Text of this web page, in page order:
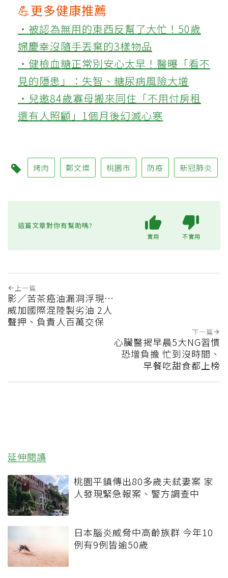
💪更多健康推薦
‧被認為無用的東西反幫了大忙！50歲
婦慶幸沒隨手丟棄的3樣物品
‧健檢血糖正常別安心太早！醫曝「看不
見的隱患」：失智、糖尿病風險大增
‧兒邀84歲寡母搬來同住「不用付房租
還有人照顧」1個月後幻滅心寒
烤肉 鄭文燦 桃園市 防疫 新冠肺炎
這篇文章對你有幫助嗎?
實用 不實用
上一篇
影／苦茶癌油漏洞浮現…
威加國際混陸製劣油 2人
聲押、負責人百萬交保
下一篇
心臟醫揭早晨5大NG習慣
恐增負擔 忙到沒時間、
早餐吃甜食都上榜
延伸閱讀
桃園平鎮傳出80多歲夫弒妻案 家
人發現緊急報案、警方調查中
日本腦炎威脅中高齡族群 今年10
例有9例皆逾50歲